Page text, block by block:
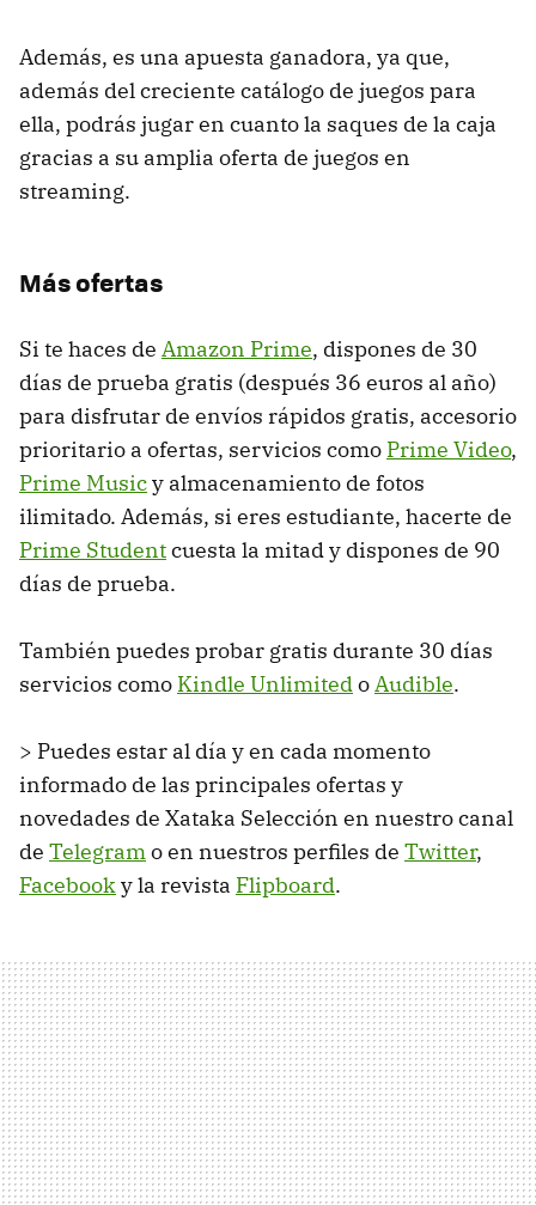
Además, es una apuesta ganadora, ya que,
además del creciente catálogo de juegos para
ella, podrás jugar en cuanto la saques de la caja
gracias a su amplia oferta de juegos en
streaming.
Más ofertas
Si te haces de Amazon Prime, dispones de 30
días de prueba gratis (después 36 euros al año)
para disfrutar de envíos rápidos gratis, accesorio
prioritario a ofertas, servicios como Prime Video,
Prime Musicy almacenamiento de fotos
ilimitado. Además, si eres estudiante, hacerte de
Prime Studentcuesta la mitad y dispones de 90
días de prueba.
También puedes probar gratis durante 30 días
servicios como Kindle UnlimitedoAudible.
> Puedes estar al día y en cada momento
informado de las principales ofertas y
novedades de Xataka Selección en nuestro canal
de Telegramo en nuestros perfiles de Twitter,
Facebooky la revista Flipboard.